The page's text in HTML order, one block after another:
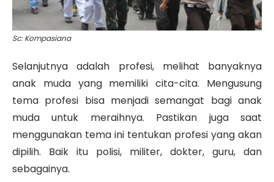
Sc: Kompasiana
Selanjutnya adalah profesi, melihat banyaknya
anak muda yang memiliki cita-cita. Mengusung
tema profesi bisa menjadi semangat bagi anak
muda untuk meraihnya. Pastikan juga saat
menggunakan tema ini tentukan profesi yang akan
dipilih. Baik itu polisi, militer, dokter, guru, dan
sebagainya.